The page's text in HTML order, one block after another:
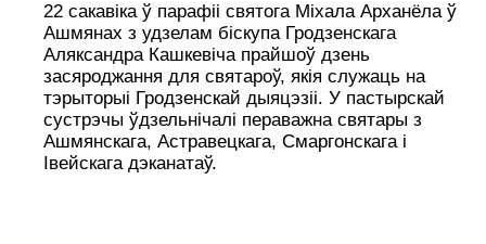
22 сакавіка ў парафіі святога Міхала Арханёла ў
Ашмянах з удзелам біскупа Гродзенскага
Аляксандра Кашкевіча прайшоў дзень
засяроджання для святароў, якія служаць на
тэрыторыі Гродзенскай дыяцэзіі. У пастырскай
сустрэчы ўдзельнічалі пераважна святары з
Ашмянскага, Астравецкага, Смаргонскага і
Івейскага дэканатаў.